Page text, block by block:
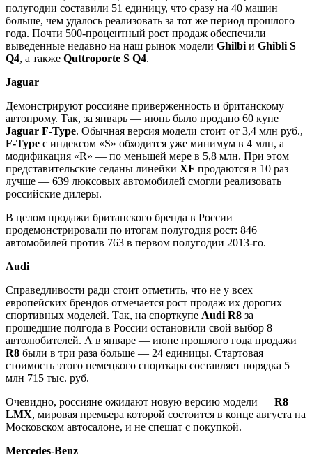
полугодии составили 51 единицу, что сразу на 40 машин
больше, чем удалось реализовать за тот же период прошлого
года. Почти 500-процентный рост продаж обеспечили
выведенные недавно на наш рынок модели Ghilbi и Ghibli S
Q4, а также Quttroporte S Q4.
Jaguar
Демонстрируют россияне приверженность и британскому
автопрому. Так, за январь — июнь было продано 60 купе
Jaguar F-Type. Обычная версия модели стоит от 3,4 млн руб.,
F-Type с индексом «S» обходится уже минимум в 4 млн, а
модификация «R» — по меньшей мере в 5,8 млн. При этом
представительские седаны линейки XF продаются в 10 раз
лучше — 639 люксовых автомобилей смогли реализовать
российские дилеры.
В целом продажи британского бренда в России
продемонстрировали по итогам полугодия рост: 846
автомобилей против 763 в первом полугодии 2013-го.
Audi
Справедливости ради стоит отметить, что не у всех
европейских брендов отмечается рост продаж их дорогих
спортивных моделей. Так, на спорткупе Audi R8 за
прошедшие полгода в России остановили свой выбор 8
автолюбителей. А в январе — июне прошлого года продажи
R8 были в три раза больше — 24 единицы. Стартовая
стоимость этого немецкого спорткара составляет порядка 5
млн 715 тыс. руб.
Очевидно, россияне ожидают новую версию модели — R8
LMX, мировая премьера которой состоится в конце августа на
Московском автосалоне, и не спешат с покупкой.
Mercedes-Benz